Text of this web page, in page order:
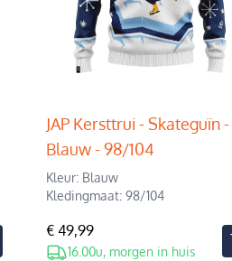
JAP Kersttrui - Skateguïn -
Blauw - 98/104
Kleur: Blauw
Kledingmaat: 98/104
€ 49,99
16.00u, morgen in huis